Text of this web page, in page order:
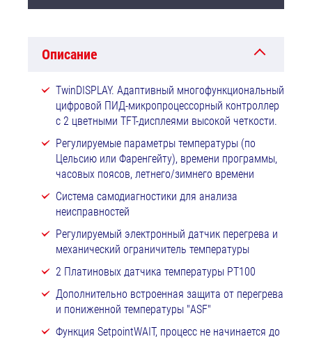
Описание
TwinDISPLAY. Адаптивный многофункциональный
цифровой ПИД-микропроцессорный контроллер
с 2 цветными TFT-дисплеями высокой четкости.
Регулируемые параметры температуры (по
Цельсию или Фаренгейту), времени программы,
часовых поясов, летнего/зимнего времени
Система самодиагностики для анализа
неисправностей
Регулируемый электронный датчик перегрева и
механический ограничитель температуры
2 Платиновых датчика температуры РТ100
Дополнительно встроенная защита от перегрева
и пониженной температуры "ASF"
Функция SetpointWAIT, процесс не начинается до